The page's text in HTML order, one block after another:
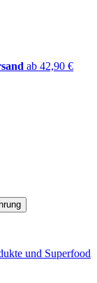
ab 42,90 €
und Superfood